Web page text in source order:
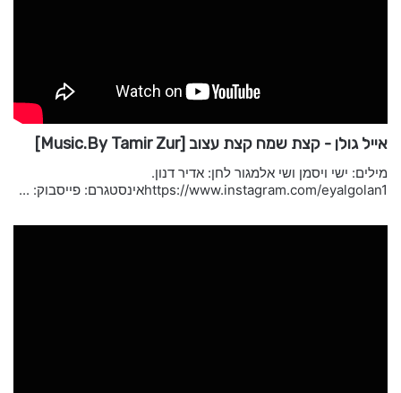
אייל גולן - קצת שמח קצת עצוב [Music.By Tamir Zur]
מילים: ישי ויסמן ושי אלמגור לחן: אדיר דנון.
https://www.instagram.com/eyalgolan1אינסטגרם: פייסבוק: ...